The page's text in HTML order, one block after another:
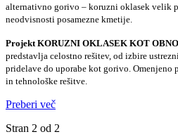
alternativno gorivo – koruzni oklasek velik
neodvisnosti posamezne kmetije.
Projekt KORUZNI OKLASEK KOT
predstavlja celostno rešitev, od izbire
pridelave do uporabe kot gorivo. Omenjeno
in tehnološke rešitve.
Preberi več
Stran 2 od 2